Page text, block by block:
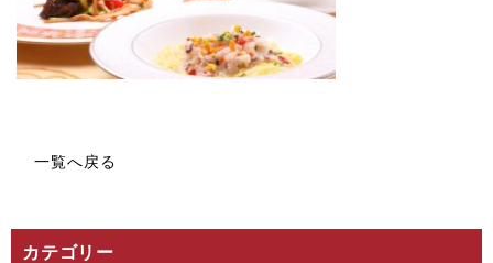
一覧へ戻る
カテゴリー